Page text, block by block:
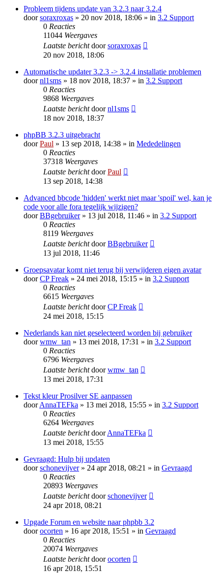
Probleem tijdens update van 3.2.3 naar 3.2.4
doorsoraxroxas » 20 nov 2018, 18:06 » in 3.2 Support
0 Reacties
11044 Weergaves
Laatste berichtdoorsoraxroxas
20 nov 2018, 18:06
Automatische updater 3.2.3 -> 3.2.4 installatie problemen
doornl1sms » 18 nov 2018, 18:37 » in 3.2 Support
0 Reacties
9868 Weergaves
Laatste berichtdoornl1sms
18 nov 2018, 18:37
phpBB 3.2.3 uitgebracht
doorPaul » 13 sep 2018, 14:38 » in Mededelingen
0 Reacties
37318 Weergaves
Laatste berichtdoorPaul
13 sep 2018, 14:38
Advanced bbcode 'hidden' werkt niet maar 'spoil' wel, kan je
code voor alle fora tegelijk wijzigen?
doorBBgebruiker» 13 jul 2018, 11:46 » in 3.2 Support
0 Reacties
8119 Weergaves
Laatste berichtdoorBBgebruiker
13 jul 2018, 11:46
Groepsavatar komt niet terug bij verwijderen eigen avatar
doorCP Freak » 24 mei 2018, 15:15 » in 3.2 Support
0 Reacties
6615 Weergaves
Laatste berichtdoorCP Freak
24 mei 2018, 15:15
Nederlands kan niet geselecteerd worden bij gebruiker
doorwmw_tan » 13 mei 2018, 17:31 » in 3.2 Support
0 Reacties
6796 Weergaves
Laatste berichtdoorwmw_tan
13 mei 2018, 17:31
Tekst kleur Prosilver SE aanpassen
doorAnnaTEFka » 13 mei 2018, 15:55 » in 3.2 Support
0 Reacties
6264 Weergaves
Laatste berichtdoorAnnaTEFka
13 mei 2018, 15:55
Gevraagd: Hulp bij updaten
doorschonevijver» 24 apr 2018, 08:21 » in Gevraagd
0 Reacties
20893 Weergaves
Laatste berichtdoorschonevijver
24 apr 2018, 08:21
Upgade Forum en website naar phpbb 3.2
doorocorten » 16 apr 2018, 15:51 » in Gevraagd
0 Reacties
20074 Weergaves
Laatste berichtdoorocorten
16 apr 2018, 15:51